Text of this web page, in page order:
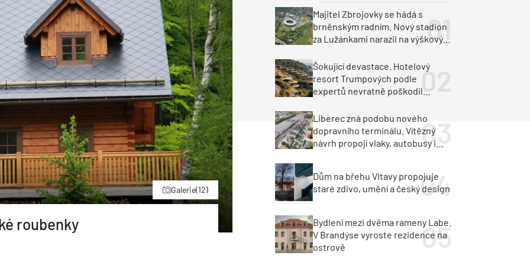
Historické stavby Průmyslové objekty
Poruchy střechyRekonstrukce střechy
Větrání a odvětráváníKomíny
Fasáda
Omítky
Inženýrské stavby
Doprava
Průmysl a logistika
Dopravní stavby
Galerie(12)
roubenky
Majitel Zbrojovky se hádá s
brněnským radním. Nový stadion
za Lužánkami narazil na výškový
Šokující devastace. Hotelový
resort Trumpových podle
expertů nevratně poškodil
Liberec zná podobu nového
dopravního terminálu. Vítězný
návrh propojí vlaky, autobusy i
Dům na břehu Vltavy propojuje
staré zdivo, umění a český design
Bydlení mezi dvěma rameny Labe.
V Brandýse vyroste rezidence na
ostrově